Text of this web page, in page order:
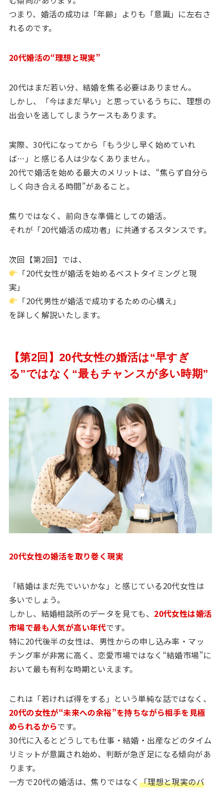
つまり、婚活の成功は「年齢」よりも「意識」に左右さ
れるのです。
20代婚活の“理想と現実”
20代はまだ若い分、結婚を焦る必要はありません。
しかし、「今はまだ早い」と思っているうちに、理想の
出会いを逃してしまうケースもあります。
実際、30代になってから「もう少し早く始めていれ
ば…」と感じる人は少なくありません。
20代で婚活を始める最大のメリットは、“焦らず自分ら
しく向き合える時間”があること。
焦りではなく、前向きな準備としての婚活。
それが「20代婚活の成功者」に共通するスタンスです。
次回【第2回】では、
「20代女性が婚活を始めるベストタイミングと現
実」
「20代男性が婚活で成功するための心構え」
を詳しく解説いたします。
【第2回】20代女性の婚活は“早すぎ
る”ではなく“最もチャンスが多い時期”
20代女性の婚活を取り巻く現実
「結婚はまだ先でいいかな」と感じている20代女性は
多いでしょう。
しかし、結婚相談所のデータを見ても、 20代女性は婚活
市場で最も人気が高い年代です。
特に20代後半の女性は、男性からの申し込み率・マッ
チング率が非常に高く、恋愛市場ではなく“結婚市場”に
おいて最も有利な時期といえます。
これは「若ければ得をする」という単純な話ではなく、
20代の女性が“未来への余裕”を持ちながら相手を見極
められるからです。
30代に入るとどうしても仕事・結婚・出産などのタイム
リミットが意識され始め、判断が急ぎ足になる傾向があ
ります。
一方で20代の婚活は、焦りではなく 「理想と現実のバ